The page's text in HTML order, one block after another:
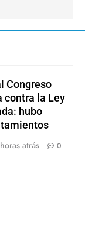
Congreso
contra la Ley
hubo
atrás 0